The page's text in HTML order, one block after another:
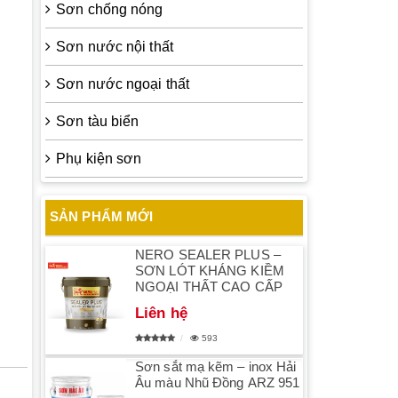
Sơn chống nóng
Sơn nước nội thất
Sơn nước ngoại thất
Sơn tàu biển
Phụ kiện sơn
SẢN PHẨM MỚI
NERO SEALER PLUS –
SƠN LÓT KHÁNG KIỀM
NGOẠI THẤT CAO CẤP
Liên hệ
593
Sơn sắt mạ kẽm – inox Hải
Âu màu Nhũ Đồng ARZ 951